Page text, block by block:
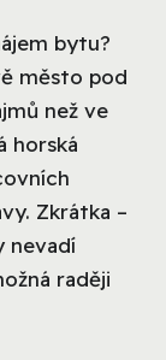
bytu?
město pod
než ve
horská
Zkrátka –
nevadí
raději